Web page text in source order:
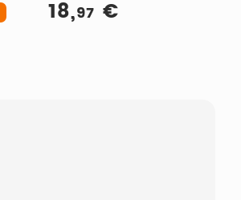
18,97 €